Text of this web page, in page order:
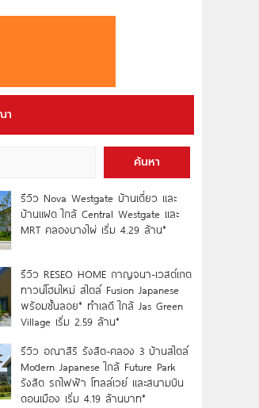
า
ค้นหา
รีวิว Nova Westgate บ้านเดี่ยว และ
บ้านแฝด ใกล้ Central Westgate และ
MRT คลองบางไผ่ เริ่ม 4.29 ล้าน*
รีวิว RESEO HOME กาญจนา-เวสต์เกต
ทาวน์โฮมใหม่ สไตล์ Fusion Japanese
พร้อมชั้นลอย* ทำเลดี ใกล้ Jas Green
Village เริ่ม 2.59 ล้าน*
รีวิว อณาสิริ รังสิต-คลอง 3 บ้านสไตล์
Modern Japanese ใกล้ Future Park
รังสิต รถไฟฟ้า โทลล์เวย์ และสนามบิน
ดอนเมือง เริ่ม 4.19 ล้านบาท*